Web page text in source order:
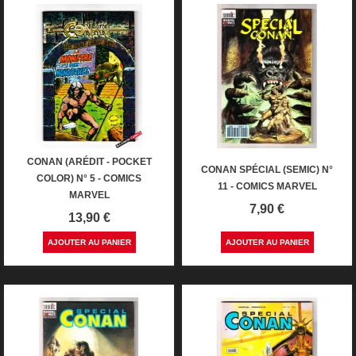
CONAN (ARÉDIT - POCKET
COLOR) N° 5 - COMICS
MARVEL
Prix
13,90 €
AJOUTER AU PANIER
CONAN SPÉCIAL (SEMIC) N°
11 - COMICS MARVEL
Prix
7,90 €
AJOUTER AU PANIER